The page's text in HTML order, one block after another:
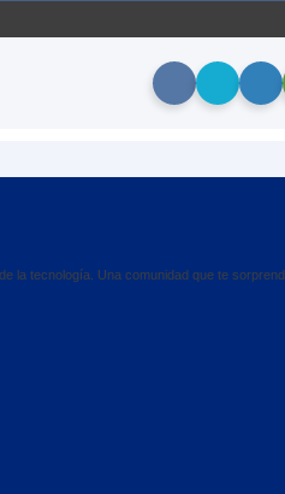
la tecnología. Una comunidad que te